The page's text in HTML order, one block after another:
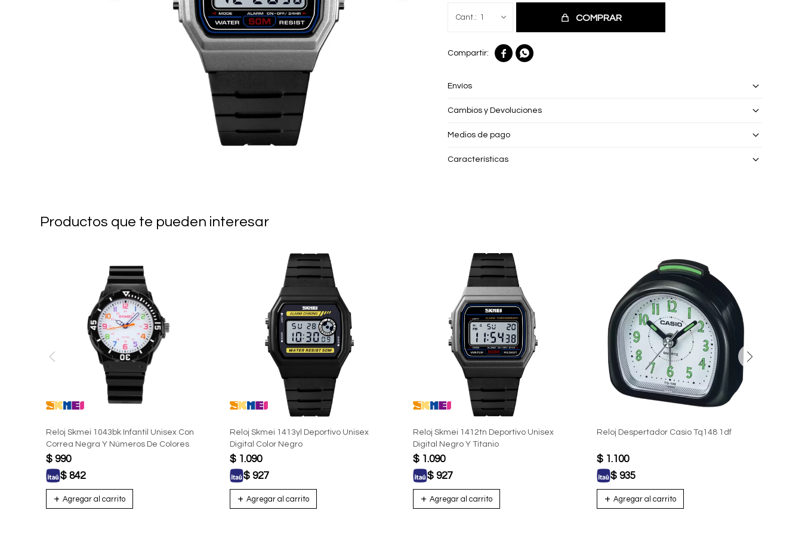
1 COMPRAR
 
Envíos
Cambios y Devoluciones
Medios de pago
Características
Productos que te pueden interesar
Reloj Skmei 1043bk Infantil Unisex Con
Correa Negra Y Números De Colores
$ 990
$ 842
Reloj Skmei 1413yl Deportivo Unisex
Digital Color Negro
$ 1.090
$ 927
Reloj Skmei 1412tn Deportivo Unisex
Digital Negro Y Titanio
$ 1.090
$ 927
Reloj Despertador Casio Tq148 1df
$ 1.100
$ 935